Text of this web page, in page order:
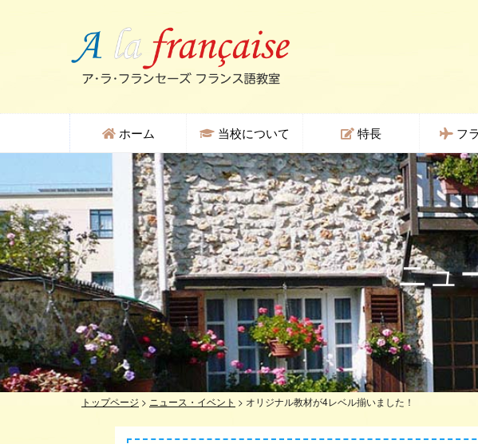
ホーム 当校について 特長 フ
ニュ
トップページ > ニュース・イベント > オリジナル教材が4レベル揃いました！